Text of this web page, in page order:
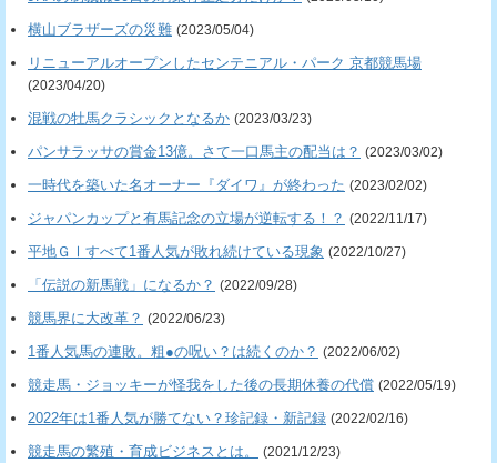
横山ブラザーズの災難 (2023/05/04)
リニューアルオープンしたセンテニアル・パーク 京都競馬場
(2023/04/20)
混戦の牡馬クラシックとなるか (2023/03/23)
パンサラッサの賞金13億。さて一口馬主の配当は？ (2023/03/02)
一時代を築いた名オーナー『ダイワ』が終わった (2023/02/02)
ジャパンカップと有馬記念の立場が逆転する！？ (2022/11/17)
平地ＧⅠすべて1番人気が敗れ続けている現象 (2022/10/27)
「伝説の新馬戦」になるか？ (2022/09/28)
競馬界に大改革？ (2022/06/23)
1番人気馬の連敗。粗●の呪い？は続くのか？ (2022/06/02)
競走馬・ジョッキーが怪我をした後の長期休養の代償 (2022/05/19)
2022年は1番人気が勝てない？珍記録・新記録 (2022/02/16)
競走馬の繁殖・育成ビジネスとは。 (2021/12/23)